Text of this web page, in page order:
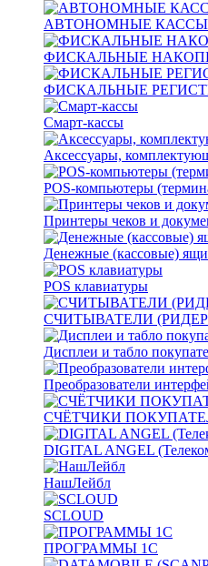
АВТОНОМНЫЕ КАССЫ
ФИСКАЛЬНЫЕ
ФИСКАЛЬНЫЕ
Смарт-кассы
Аксессуары,
POS-компьютеры
Принтеры чеков и
Денежные (кассовые)
POS клавиатуры
СЧИТЫВАТЕЛИ
Дисплеи и табло
Преобразователи
СЧЁТЧИКИ
DIGITAL ANGEL
НашЛейбл
SCLOUD
ПРОГРАММЫ 1С